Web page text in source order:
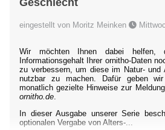
Geschlecht
eingestellt von Moritz Meinken
Wir möchten Ihnen dabei helfen,
Informationsgehalt Ihrer ornitho-Daten
zu verbessern, um diese im Natur- und
nutzbar zu machen. Dafür geben
monatlich gezielte Hinweise zur
ornitho.de.
In dieser Ausgabe unserer Serie
optionalen Vergabe von Alters-...